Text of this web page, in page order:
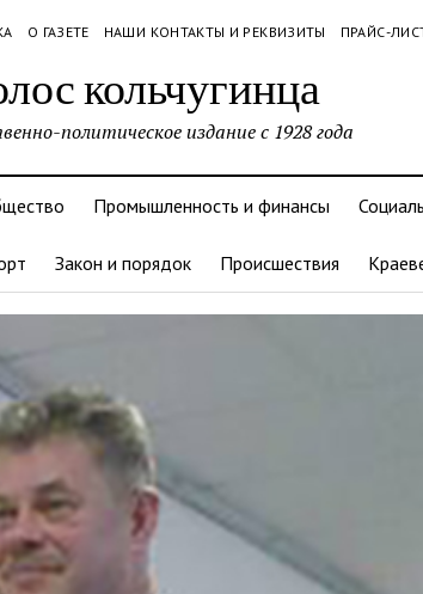
О ГАЗЕТЕ НАШИ КОНТАКТЫ И РЕКВИЗИТЫ ПРАЙС-
кольчугинца
политическое издание с 1928 года
Промышленность и финансы
Закон и порядок Происшествия